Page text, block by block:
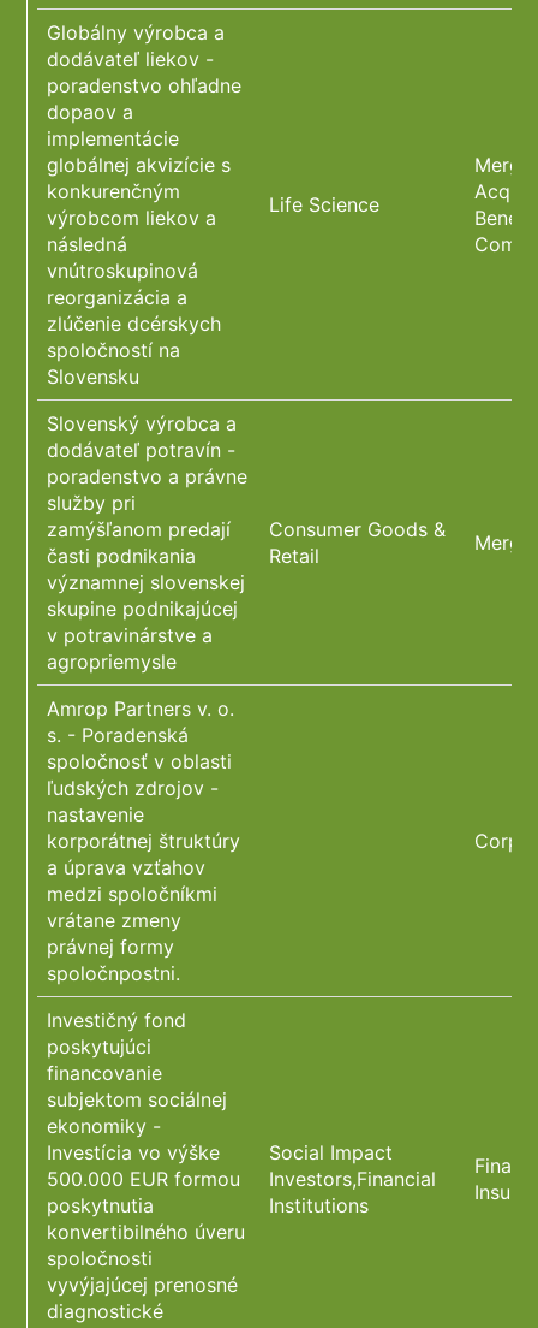
Globálny výrobca a
dodávateľ liekov -
poradenstvo ohľadne
dopaov a
implementácie
globálnej akvizície s
konkurenčným
výrobcom liekov a
následná
vnútroskupinová
reorganizácia a
zlúčenie dcérskych
spoločností na
Slovensku
Life Science
Slovenský výrobca a
dodávateľ potravín -
poradenstvo a právne
služby pri
zamýšľanom predají
časti podnikania
významnej slovenskej
skupine podnikajúcej
v potravinárstve a
agropriemysle
Consumer Goods &
Retail
Amrop Partners v. o.
s. - Poradenská
spoločnosť v oblasti
ľudských zdrojov -
nastavenie
korporátnej štruktúry
a úprava vzťahov
medzi spoločníkmi
vrátane zmeny
právnej formy
spoločnpostni.
Investičný fond
poskytujúci
financovanie
subjektom sociálnej
ekonomiky -
Investícia vo výške
500.000 EUR formou
poskytnutia
konvertibilného úveru
spoločnosti
vyvýjajúcej prenosné
diagnostické
Social Impact
Investors,Financial
Institutions